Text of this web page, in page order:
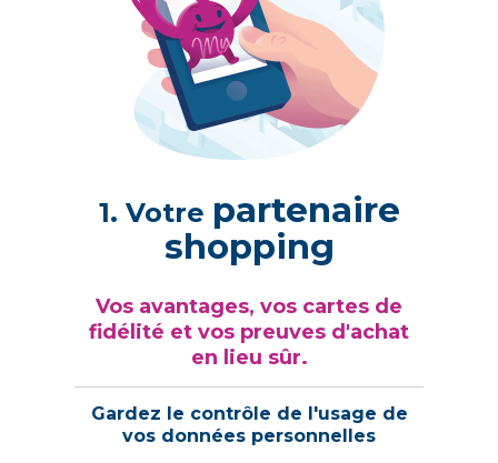
1. Votre partenaire
shopping
Vos avantages, vos cartes de
fidélité et vos preuves d'achat
en lieu sûr.
Gardez le contrôle de l'usage de
vos données personnelles